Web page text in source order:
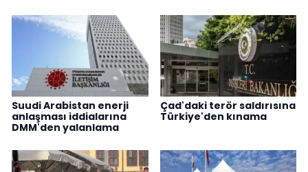
Suudi Arabistan enerji
anlaşması iddialarına
DMM'den yalanlama
Çad'daki terör saldırısına
Türkiye'den kınama